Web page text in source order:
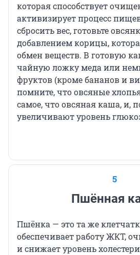
которая способствует
активизирует процесс
сбросить вес, готовьте
добавлением корицы,
обмен веществ. В готовую
чайную ложку меда или
фруктов (кроме бананов и
помните, что овсяные
самое, что овсяная каша, и,
увеличивают уровень
5
Пшённая
Пшёнка — это та же
обеспечивает работу ЖКТ,
и снижает уровень